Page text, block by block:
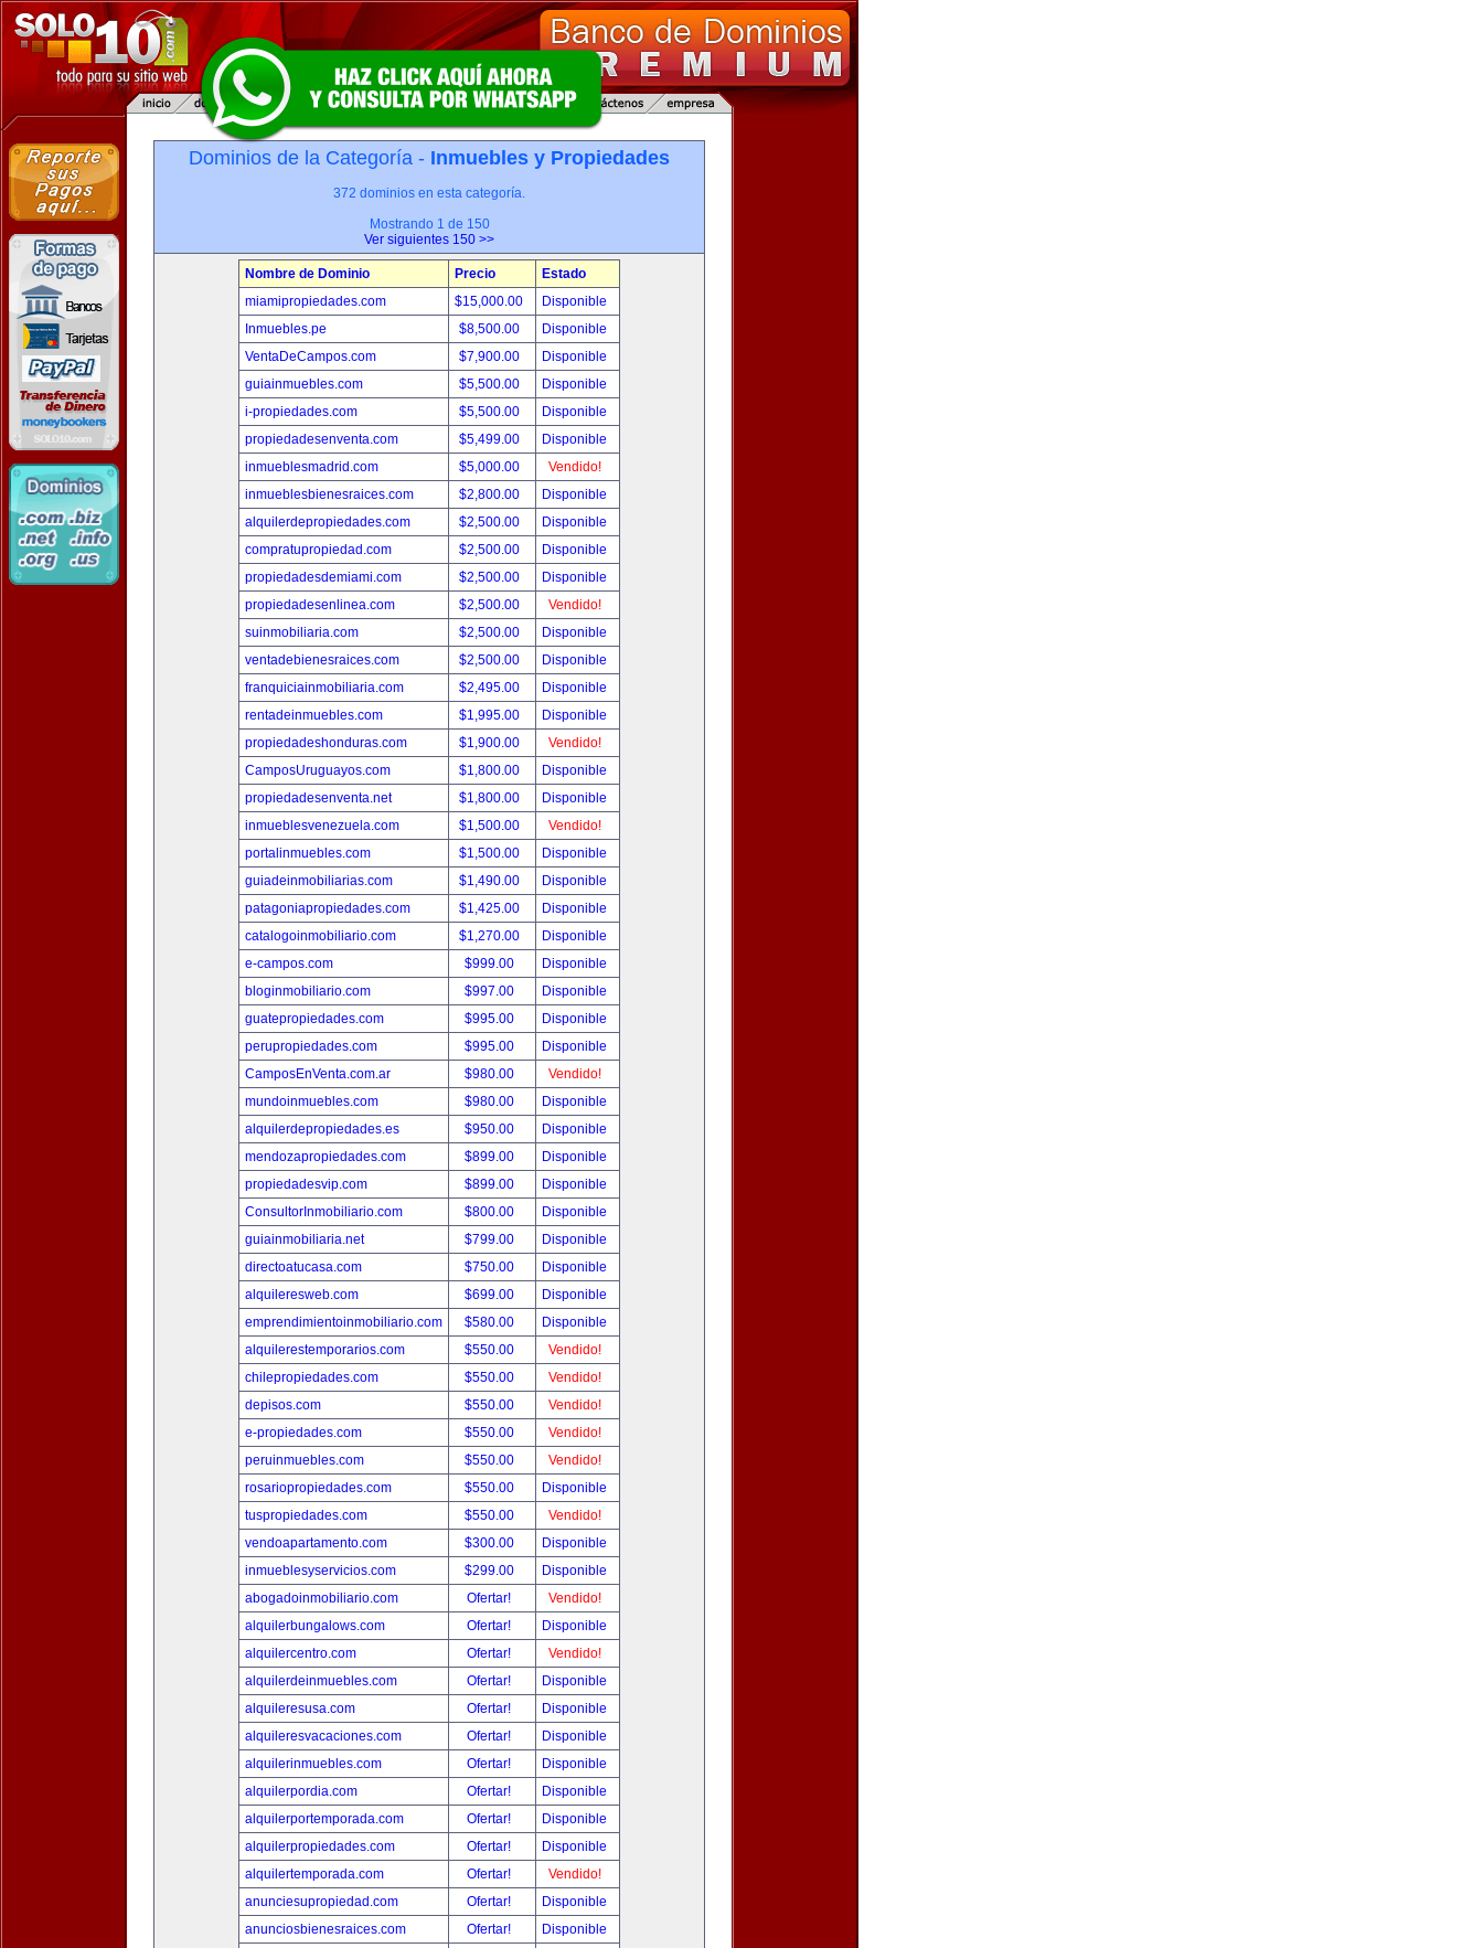
Dominios de la Categoría - Inmuebles y Propiedades
372 dominios en esta categoría.
Mostrando 1 de 150
Ver siguientes 150 >>
Nombre de Dominio Precio
Estado
miamipropiedades.com
$15,000.00
Disponible
Inmuebles.pe
$8,500.00
Disponible
VentaDeCampos.com
$7,900.00
Disponible
guiainmuebles.com
$5,500.00
Disponible
i-propiedades.com
$5,500.00
Disponible
propiedadesenventa.com
$5,499.00
Disponible
inmueblesmadrid.com
$5,000.00
Vendido!
inmueblesbienesraices.com
$2,800.00
Disponible
alquilerdepropiedades.com
$2,500.00
Disponible
compratupropiedad.com
$2,500.00
Disponible
propiedadesdemiami.com
$2,500.00
Disponible
propiedadesenlinea.com
$2,500.00
Vendido!
suinmobiliaria.com
$2,500.00
Disponible
ventadebienesraices.com
$2,500.00
Disponible
franquiciainmobiliaria.com
$2,495.00
Disponible
rentadeinmuebles.com
$1,995.00
Disponible
propiedadeshonduras.com
$1,900.00
Vendido!
CamposUruguayos.com
$1,800.00
Disponible
propiedadesenventa.net
$1,800.00
Disponible
inmueblesvenezuela.com
$1,500.00
Vendido!
portalinmuebles.com
$1,500.00
Disponible
guiadeinmobiliarias.com
$1,490.00
Disponible
patagoniapropiedades.com
$1,425.00
Disponible
catalogoinmobiliario.com
$1,270.00
Disponible
e-campos.com
$999.00
Disponible
bloginmobiliario.com
$997.00
Disponible
guatepropiedades.com
$995.00
Disponible
perupropiedades.com
$995.00
Disponible
CamposEnVenta.com.ar
$980.00
Vendido!
mundoinmuebles.com
$980.00
Disponible
alquilerdepropiedades.es
$950.00
Disponible
mendozapropiedades.com
$899.00
Disponible
propiedadesvip.com
$899.00
Disponible
ConsultorInmobiliario.com
$800.00
Disponible
guiainmobiliaria.net
$799.00
Disponible
directoatucasa.com
$750.00
Disponible
alquileresweb.com
$699.00
Disponible
emprendimientoinmobiliario.com
$580.00
Disponible
alquilerestemporarios.com
$550.00
Vendido!
chilepropiedades.com
$550.00
Vendido!
depisos.com
$550.00
Vendido!
e-propiedades.com
$550.00
Vendido!
peruinmuebles.com
$550.00
Vendido!
rosariopropiedades.com
$550.00
Disponible
tuspropiedades.com
$550.00
Vendido!
vendoapartamento.com
$300.00
Disponible
inmueblesyservicios.com
$299.00
Disponible
abogadoinmobiliario.com
Ofertar!
Vendido!
alquilerbungalows.com
Ofertar!
Disponible
alquilercentro.com
Ofertar!
Vendido!
alquilerdeinmuebles.com
Ofertar!
Disponible
alquileresusa.com
Ofertar!
Disponible
alquileresvacaciones.com
Ofertar!
Disponible
alquilerinmuebles.com
Ofertar!
Disponible
alquilerpordia.com
Ofertar!
Disponible
alquilerportemporada.com
Ofertar!
Disponible
alquilerpropiedades.com
Ofertar!
Disponible
alquilertemporada.com
Ofertar!
Vendido!
anunciesupropiedad.com
Ofertar!
Disponible
anunciosbienesraices.com
Ofertar!
Disponible